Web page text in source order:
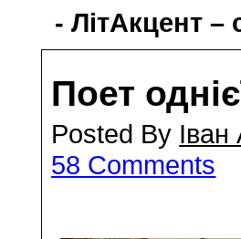
- ЛітАкцент –
Поет
Posted By
58 Comments